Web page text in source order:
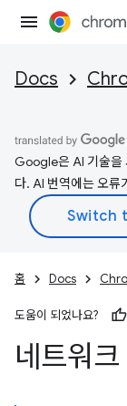
Docs
Google은 AI 기술을
다. AI 번역에는 오류
홈 Docs
도움이 되었나요?
네트워